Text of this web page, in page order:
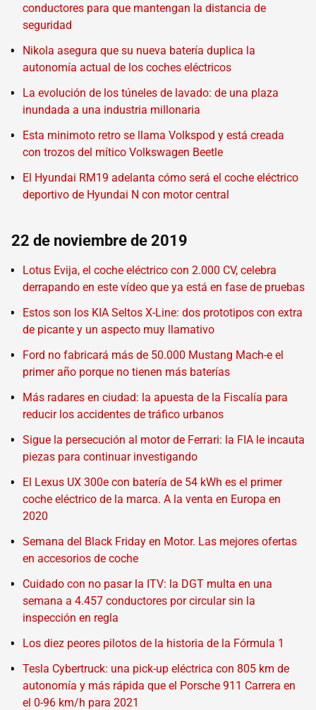
conductores para que mantengan la distancia de
seguridad
Nikola asegura que su nueva batería duplica la
autonomía actual de los coches eléctricos
La evolución de los túneles de lavado: de una plaza
inundada a una industria millonaria
Esta minimoto retro se llama Volkspod y está creada
con trozos del mítico Volkswagen Beetle
El Hyundai RM19 adelanta cómo será el coche eléctrico
deportivo de Hyundai N con motor central
22 de noviembre de 2019
Lotus Evija, el coche eléctrico con 2.000 CV, celebra
derrapando en este vídeo que ya está en fase de pruebas
Estos son los KIA Seltos X-Line: dos prototipos con extra
de picante y un aspecto muy llamativo
Ford no fabricará más de 50.000 Mustang Mach-e el
primer año porque no tienen más baterías
Más radares en ciudad: la apuesta de la Fiscalía para
reducir los accidentes de tráfico urbanos
Sigue la persecución al motor de Ferrari: la FIA le incauta
piezas para continuar investigando
El Lexus UX 300e con batería de 54 kWh es el primer
coche eléctrico de la marca. A la venta en Europa en
2020
Semana del Black Friday en Motor. Las mejores ofertas
en accesorios de coche
Cuidado con no pasar la ITV: la DGT multa en una
semana a 4.457 conductores por circular sin la
inspección en regla
Los diez peores pilotos de la historia de la Fórmula 1
Tesla Cybertruck: una pick-up eléctrica con 805 km de
autonomía y más rápida que el Porsche 911 Carrera en
el 0-96 km/h para 2021